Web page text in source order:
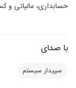
حسابداری، مالیاتی
با صدای
سپیدار سیستم